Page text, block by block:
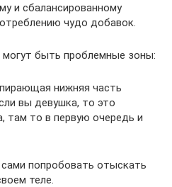
и сбалансированному
чудо добавок.
быть проблемные зоны:
нижняя часть
вы девушка, то это
там то в первую очередь и
попробовать отыскать
теле.